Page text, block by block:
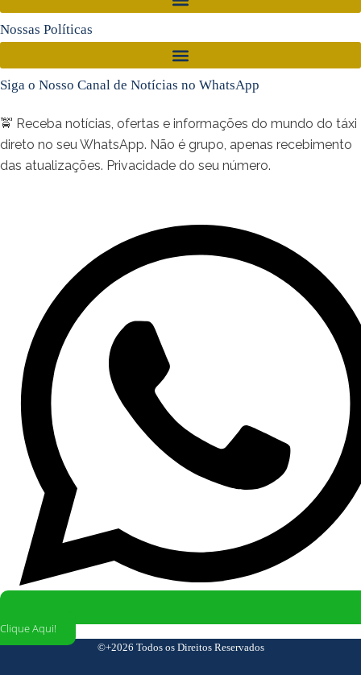
Nossas Políticas
Siga o Nosso Canal de Notícias no WhatsApp
🚖 Receba notícias, ofertas e informações do mundo do táxi
direto no seu WhatsApp. Não é grupo, apenas recebimento
das atualizações. Privacidade do seu número.
Clique Aqui!
©+2026 Todos os Direitos Reservados